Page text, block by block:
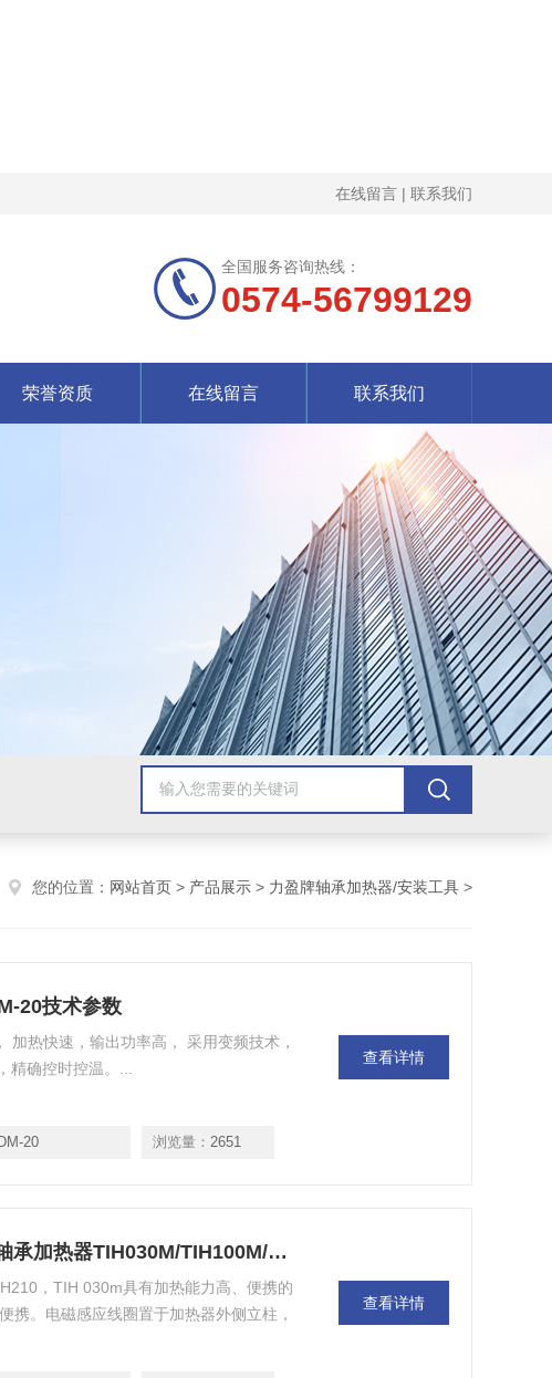
在线留言 | 联系我们
全国服务咨询热线：
0574-56799129
荣誉资质 在线留言 联系我们
您的位置： 网站首页 > 产品展示 > 力盈牌轴承加热器/安装工具 >
20技术参数
热快速，输出功率高， 采用变频技术，
精确控时控温。...
DM-20 浏览量： 2651
查看详情
TIH030M/TIH100M/TIH2TIH轴承加热器TIH030M/TIH100M/TIH210
，TIH 030m具有加热能力高、便携的
携。电磁感应线圈置于加热器外侧立柱，
查看详情